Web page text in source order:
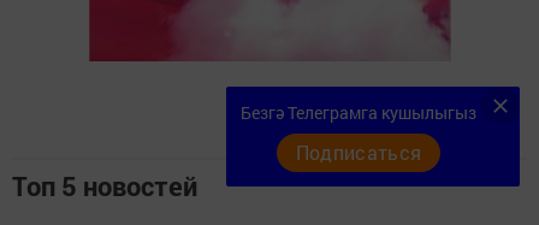
Топ 5 новостей
Безгә Телеграмга кушылыгыз
Подписаться